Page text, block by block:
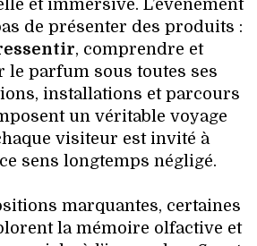
et immersive. L’événement
de présenter des produits :
, comprendre et
le parfum sous toutes ses
installations et parcours
un véritable voyage
visiteur est invité à
sens longtemps négligé.
marquantes, certaines
la mémoire olfactive et